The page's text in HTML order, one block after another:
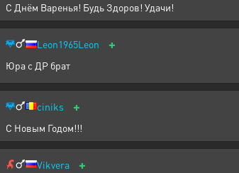
С Днём Варенья! Будь Здоров! Удачи!
Leon1965Leon +
Юра с ДР брат
ciniks +
С Новым Годом!!!
Vikvera +